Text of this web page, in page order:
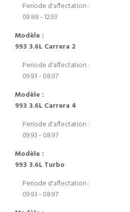
Periode d'affectation :
09.88 - 12.93
Modèle :
993 3.6L Carrera 2
Periode d'affectation :
09.93 - 08.97
Modèle :
993 3.6L Carrera 4
Periode d'affectation :
09.93 - 08.97
Modèle :
993 3.6L Turbo
Periode d'affectation :
09.93 - 08.97